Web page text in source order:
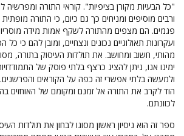
"כל הבעיות מקורן בציפיות". קוראי התורה ומפרשיה
ורבים מוסיפים ומניחים כך גם כיום, כי התורה
פגמים. הם מצפים מהתורה לשקף אמות מידה
ועקרונות תאולוגיים נכונים ונצחיים, ומובן להם כי
מהותי, חשוב ומחושב. את תולדות העיסוק בתורה,
ימינו אנו, ניתן להציג כרצף בלתי פוסק של
ולמעשה בלתי אפשרי זה כפה על הקוראים והפרשנים.
הוד לקרב את התורה אל זמנם ומקומם של האוחזים
לכוונתם.
ספר זה הוא ניסיון ראשון מסוגו לבחון את תולדות